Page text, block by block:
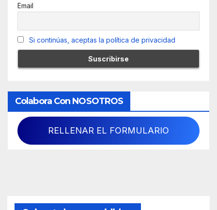
Email
Si continúas, aceptas la política de privacidad
Colabora Con NOSOTROS
RELLENAR EL FORMULARIO